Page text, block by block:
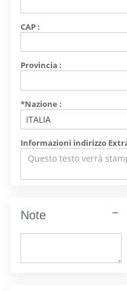
CAP :
Provincia :
*Nazione :
ITALIA
Informazioni indirizzo
Note